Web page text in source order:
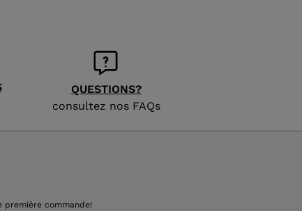
augmentent la résistance pour une fermeture efficace et
une durabilité à long terme.
Ajustement performant - MV
QUESTIONS?
consultez nos FAQs
première commande!